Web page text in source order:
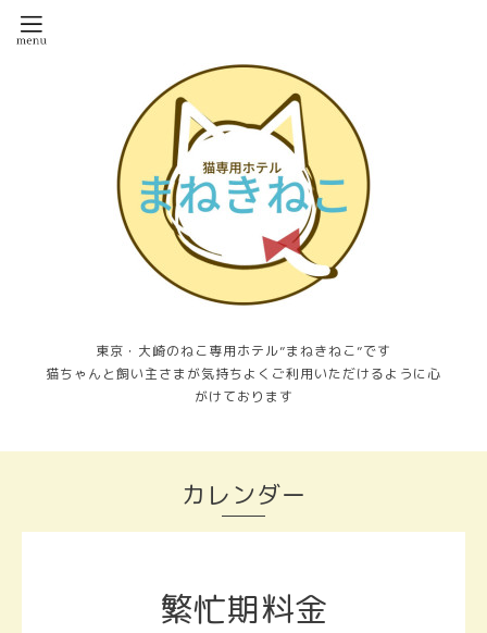
東京・大崎のねこ専用ホテル”まねきねこ”です
猫ちゃんと飼い主さまが気持ちよくご利用いただけるように心
がけております
カレンダー
繁忙期料金